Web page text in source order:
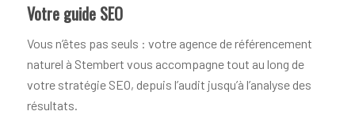
Votre guide SEO
Vous n’êtes pas seuls : votre agence de référencement
naturel à Stembert vous accompagne tout au long de
votre stratégie SEO, depuis l’audit jusqu’à l’analyse des
résultats.